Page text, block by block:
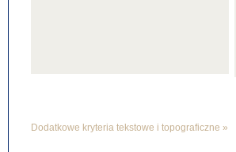
Dodatkowe kryteria tekstowe i topograficzne »